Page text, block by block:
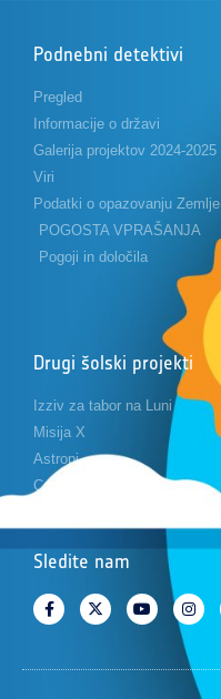
Podnebni detektivi
Pregled
Informacije o državi
Galerija projektov 2024-2025
Viri
Podatki o opazovanju Zemlje
POGOSTA VPRAŠANJA
Pogoji in določila
Drugi šolski projekti
Izziv za tabor na Luni
Misija X
Astropi
Cansat
Sledite nam